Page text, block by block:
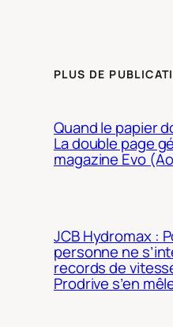
PLUS DE
Quand le papier
La double page
magazine Evo
JCB Hydromax :
personne ne
records de
Prodrive s’en